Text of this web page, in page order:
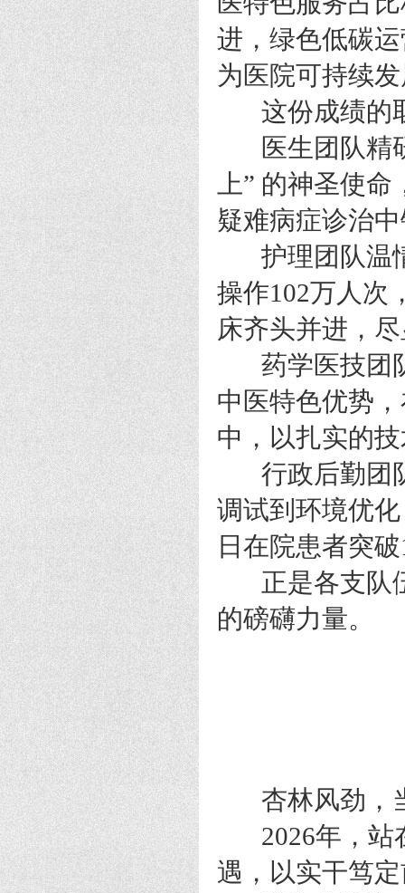
进，绿色低碳
为医院可持续
这份成绩的
医生团队精研
上” 的神圣使
疑难病症诊治
护理团队温情
操作102万人次
床齐头并进，
药学医技团队
中医特色优势
中，以扎实的
行政后勤团队
调试到环境优
日在院患者突
正是各支队伍
的磅礴力量。
杏林风劲，当
2026年，站
遇，以实干笃